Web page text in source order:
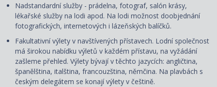
Nadstandardní služby - prádelna, fotograf, salón krásy,
lékařské služby na lodi apod. Na lodi možnost doobjednání
fotografických, internetových i lázeňských balíčků.
Fakultativní výlety v navštívených přístavech. Lodní společnost
má širokou nabídku výletů v každém přístavu, na vyžádání
zašleme přehled. Výlety bývají v těchto jazycích: angličtina,
španělština, italština, francouzština, němčina. Na plavbách s
českým delegátem se konají výlety v češtině.